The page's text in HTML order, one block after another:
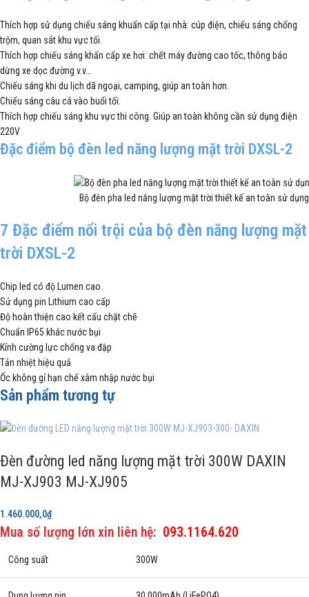
Thích hợp sử dụng chiếu sáng khuẩn cấp tại nhà: cúp điện, chiếu sáng chống
trộm, quan sát khu vực tối.
Thích hợp chiếu sáng khẩn cấp xe hơi: chết máy đường cao tốc, thông báo
dừng xe dọc đường v.v…
Chiếu sáng khi du lịch dã ngoại, camping, giúp an toàn hơn.
Chiếu sáng câu cá vào buổi tối.
Thích hợp chiếu sáng khu vực thi công. Giúp an toàn không cần sử dụng điện
220V
Đặc điểm bộ đèn led năng lượng mặt trời DXSL-2
Bộ đèn pha led năng lượng mặt trời thiết kế an toàn sử
7 Đặc điểm nổi trội của bộ đèn năng lượng mặt
trời DXSL-2
Chip led có độ Lumen cao
Sử dụng pin Lithium cao cấp
Độ hoàn thiện cao kết cấu chặt chẽ
Chuẩn IP65 khác nước bụi
Kính cường lực chống va đập
Tản nhiệt hiệu quả
Ốc không gỉ hạn chế xâm nhập nước bụi
Sản phẩm tương tự
Đèn đường led năng lượng mặt trời 300W DAXIN
MJ-XJ903 MJ-XJ905
1.460.000,0₫
Mua số lượng lớn xin liên hệ: 093.1164.620
Công suất 300W